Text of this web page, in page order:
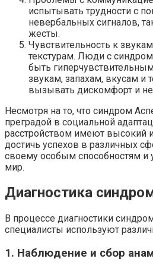
испытывать трудности с
невербальных сигналов,
жесты.
Чувствительность к
текстурам. Люди с
быть
звукам, запахам, вкусам и
вызывать дискомфорт и
Несмотря на то, что синдром
преградой в социальной
расстройством имеют высокий
достичь успехов в различных
своему особым способностям и
мир.
Диагностика
В процессе диагностики
специалисты используют
1. Наблюдение и сбор